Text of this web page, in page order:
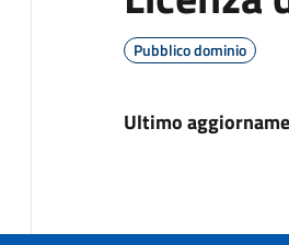
Pubblico dominio
Ultimo